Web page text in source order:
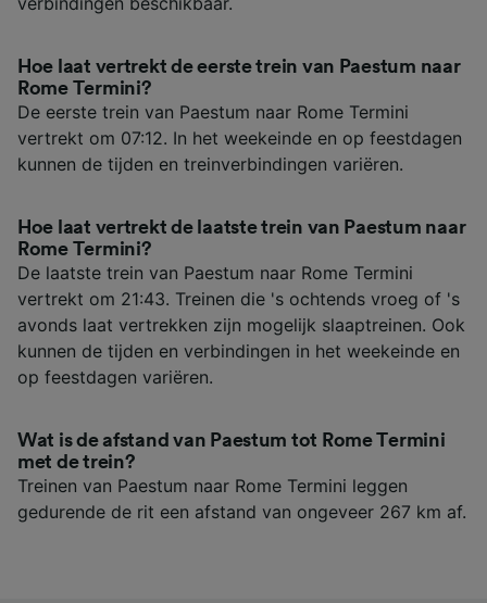
Hoe laat vertrekt de eerste trein van Paestum naar
Rome Termini?
De eerste trein van Paestum naar Rome Termini
vertrekt om 07:12. In het weekeinde en op feestdagen
kunnen de tijden en treinverbindingen variëren.
Hoe laat vertrekt de laatste trein van Paestum naar
Rome Termini?
De laatste trein van Paestum naar Rome Termini
vertrekt om 21:43. Treinen die 's ochtends vroeg of 's
avonds laat vertrekken zijn mogelijk slaaptreinen. Ook
kunnen de tijden en verbindingen in het weekeinde en
op feestdagen variëren.
Wat is de afstand van Paestum tot Rome Termini
met de trein?
Treinen van Paestum naar Rome Termini leggen
gedurende de rit een afstand van ongeveer 267 km af.